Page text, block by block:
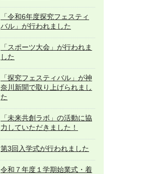
「令和6年度探究フェスティ
バル」が行われました
「スポーツ大会」が行われま
した
「探究フェスティバル」が神
奈川新聞で取り上げられまし
た
「未来共創ラボ」の活動に協
力していただきました！
第3回入学式が行われました
令和７年度１学期始業式・着